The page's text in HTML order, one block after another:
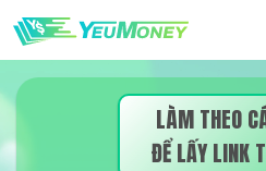
LÀM THEO
ĐỂ LẤY LINK